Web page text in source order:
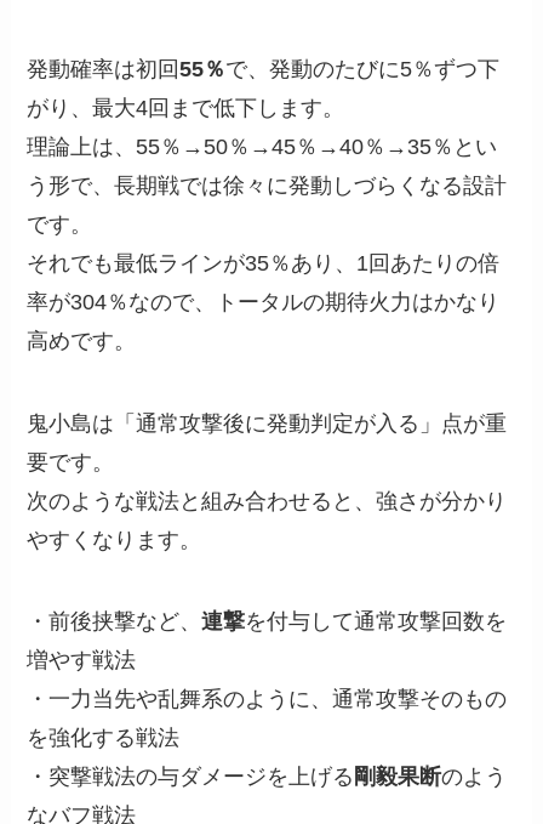
発動確率は初回55％で、発動のたびに5％ずつ下
がり、最大4回まで低下します。
理論上は、55％→50％→45％→40％→35％とい
う形で、長期戦では徐々に発動しづらくなる設計
です。
それでも最低ラインが35％あり、1回あたりの倍
率が304％なので、トータルの期待火力はかなり
高めです。
鬼小島は「通常攻撃後に発動判定が入る」点が重
要です。
次のような戦法と組み合わせると、強さが分かり
やすくなります。
・前後挟撃など、連撃を付与して通常攻撃回数を
増やす戦法
・一力当先や乱舞系のように、通常攻撃そのもの
を強化する戦法
・突撃戦法の与ダメージを上げる 剛毅果断のよう
なバフ戦法